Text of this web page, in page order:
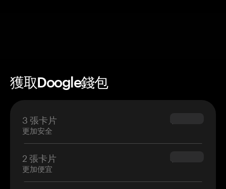
獲取Doogle錢包
3 張卡片
更加安全
$69.90
2 張卡片
更加便宜
$54.90